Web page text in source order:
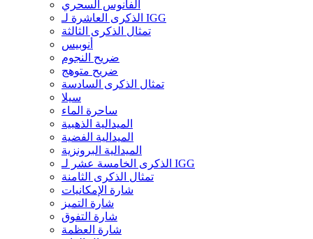
الفانوس السحري
الذكرى العاشرة لـ IGG
تمثال الذكرى الثالثة
أنوبيس
ضريح النجوم
ضريح متوهج
تمثال الذكرى السادسة
سيلا
ساحرة الماء
الميدالية الذهبية
الميدالية الفضية
الميدالية البرونزية
الذكرى الخامسة عشر لـ IGG
تمثال الذكرى الثامنة
شارة الإمكانيات
شارة التميز
شارة التفوق
شارة العظمة